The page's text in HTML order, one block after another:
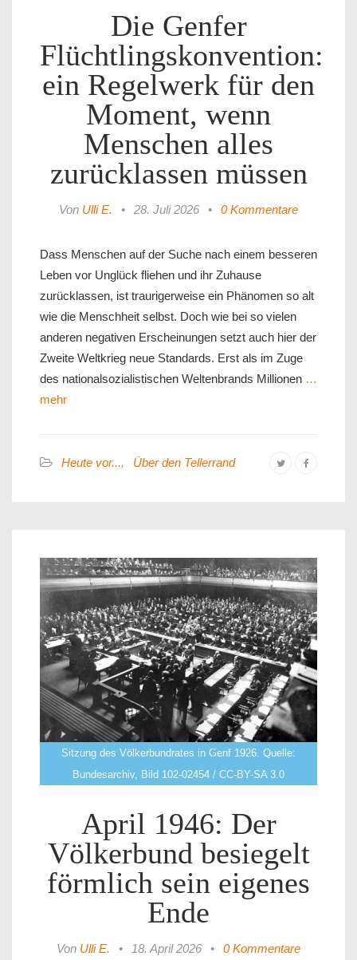
Die Genfer
Flüchtlingskonvention:
ein Regelwerk für den
Moment, wenn
Menschen alles
zurücklassen müssen
Von Ulli E. • 28. Juli 2026 • 0 Kommentare
Dass Menschen auf der Suche nach einem besseren
Leben vor Unglück fliehen und ihr Zuhause
zurücklassen, ist traurigerweise ein Phänomen so alt
wie die Menschheit selbst. Doch wie bei so vielen
anderen negativen Erscheinungen setzt auch hier der
Zweite Weltkrieg neue Standards. Erst als im Zuge
des nationalsozialistischen Weltenbrands Millionen …
mehr
Heute vor..., Über den Tellerrand
Sitzung des Völkerbundrates in Genf 1926. Quelle:
Bundesarchiv, Bild 102-02454 / CC-BY-SA 3.0
April 1946: Der
Völkerbund besiegelt
förmlich sein eigenes
Ende
Von Ulli E. • 18. April 2026 • 0 Kommentare